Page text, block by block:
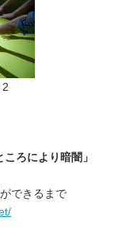
2
ろにより暗闇」
できるまで